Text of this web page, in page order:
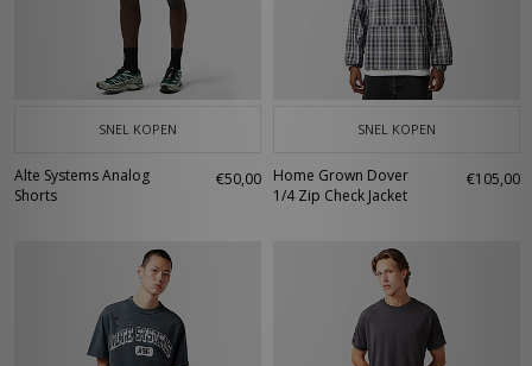
SNEL KOPEN
Alte Systems Analog
Shorts
€50,00
SNEL KOPEN
Home Grown Dover
1/4 Zip Check Jacket
€105,00